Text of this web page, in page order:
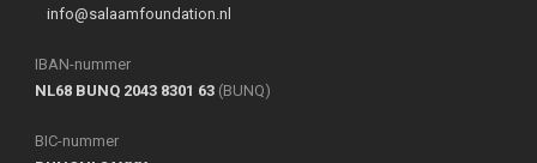
info@salaamfoundation.nl
IBAN-nummer
NL68 BUNQ 2043 8301 63 (BUNQ)
BIC-nummer